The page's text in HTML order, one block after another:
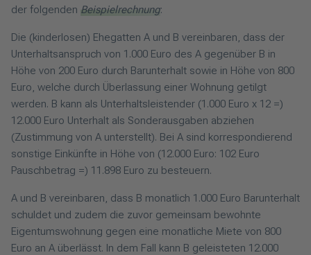
der folgenden Beispielrechnung:
Die (kinderlosen) Ehegatten A und B vereinbaren, dass der
Unterhaltsanspruch von 1.000 Euro des A gegenüber B in
Höhe von 200 Euro durch Barunterhalt sowie in Höhe von 800
Euro, welche durch Überlassung einer Wohnung getilgt
werden. B kann als Unterhaltsleistender (1.000 Euro x 12 =)
12.000 Euro Unterhalt als Sonderausgaben abziehen
(Zustimmung von A unterstellt). Bei A sind korrespondierend
sonstige Einkünfte in Höhe von (12.000 Euro: 102 Euro
Pauschbetrag =) 11.898 Euro zu besteuern.
A und B vereinbaren, dass B monatlich 1.000 Euro Barunterhalt
schuldet und zudem die zuvor gemeinsam bewohnte
Eigentumswohnung gegen eine monatliche Miete von 800
Euro an A überlässt. In dem Fall kann B geleisteten 12.000